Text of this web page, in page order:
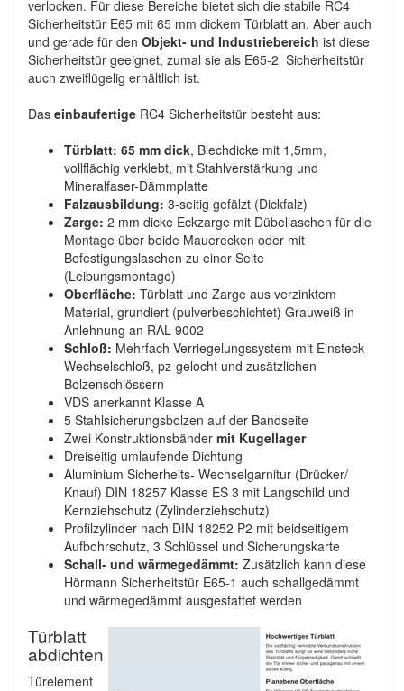
verlocken. Für diese Bereiche bietet sich die stabile RC4
Sicherheitstür E65 mit 65 mm dickem Türblatt an. Aber auch
und gerade für den Objekt- und Industriebereich ist diese
Sicherheitstür geeignet, zumal sie als E65-2 Sicherheitstür
auch zweiflügelig erhältlich ist.
Das einbaufertige RC4 Sicherheitstür besteht aus:
Türblatt: 65 mm dick, Blechdicke mit 1,5mm,
vollflächig verklebt, mit Stahlverstärkung und
Mineralfaser-Dämmplatte
Falzausbildung: 3-seitig gefälzt (Dickfalz)
Zarge: 2 mm dicke Eckzarge mit Dübellaschen für die
Montage über beide Mauerecken oder mit
Befestigungslaschen zu einer Seite
(Leibungsmontage)
Oberfläche: Türblatt und Zarge aus verzinktem
Material, grundiert (pulverbeschichtet) Grauweiß in
Anlehnung an RAL 9002
Schloß: Mehrfach-Verriegelungssystem mit Einsteck-
Wechselschloß, pz-gelocht und zusätzlichen
Bolzenschlössern
VDS anerkannt Klasse A
5 Stahlsicherungsbolzen auf der Bandseite
Zwei Konstruktionsbänder mit Kugellager
Dreiseitig umlaufende Dichtung
Aluminium Sicherheits- Wechselgarnitur (Drücker/
Knauf) DIN 18257 Klasse ES 3 mit Langschild und
Kernziehschutz (Zylinderziehschutz)
Profilzylinder nach DIN 18252 P2 mit beidseitigem
Aufbohrschutz, 3 Schlüssel und Sicherungskarte
Schall- und wärmegedämmt: Zusätzlich kann diese
Hörmann Sicherheitstür E65-1 auch schallgedämmt
und wärmegedämmt ausgestattet werden
Türblatt
abdichten
Türelement